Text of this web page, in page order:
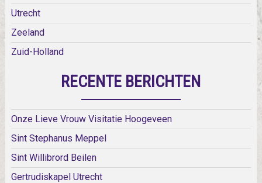
Utrecht
Zeeland
Zuid-Holland
RECENTE BERICHTEN
Onze Lieve Vrouw Visitatie Hoogeveen
Sint Stephanus Meppel
Sint Willibrord Beilen
Gertrudiskapel Utrecht